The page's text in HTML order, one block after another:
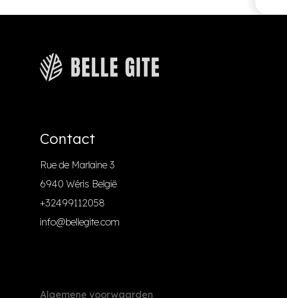
Contact
Rue de Marlaine 3
6940 Wéris België
+32499112058
info@bellegite.com
Algemene voorwaarden